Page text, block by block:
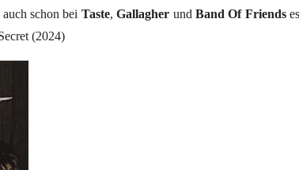
schon bei Taste,Gallagher und Band Of Friends
(2024)